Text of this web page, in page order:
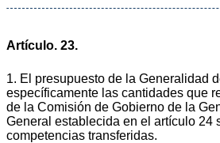
Artículo. 23.
1. El presupuesto de la Generalidad
específicamente las cantidades que
de la Comisión de Gobierno de la
General establecida en el artículo 24
competencias transferidas.